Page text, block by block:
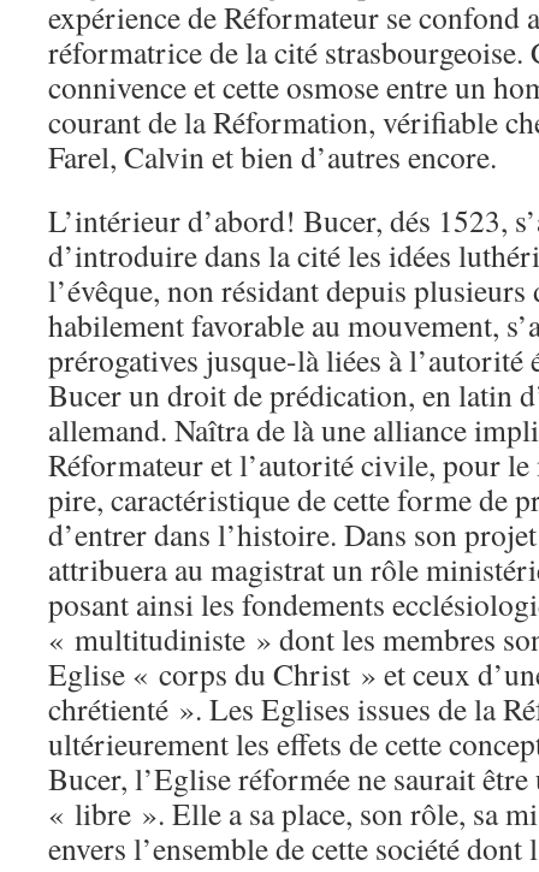
expérience de Réformateur se confond
réformatrice de la cité strasbourgeoise.
connivence et cette osmose entre un
courant de la Réformation, vérifiable
Farel, Calvin et bien d’autres encore.
L’intérieur d’abord! Bucer, dés 1523,
d’introduire dans la cité les idées
l’évêque, non résidant depuis
habilement favorable au mouvement,
prérogatives jusque-là liées à l’autorité
Bucer un droit de prédication, en latin
allemand. Naîtra de là une alliance
Réformateur et l’autorité civile, pour
pire, caractéristique de cette forme de
d’entrer dans l’histoire. Dans son
attribuera au magistrat un rôle
posant ainsi les fondements
« multitudiniste » dont les membres
Eglise « corps du Christ » et ceux
chrétienté ». Les Eglises issues de la
ultérieurement les effets de cette
Bucer, l’Eglise réformée ne saurait
« libre ». Elle a sa place, son rôle, sa
envers l’ensemble de cette société